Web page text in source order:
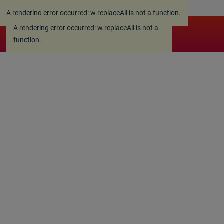
A rendering error occurred:w.replaceAll is not a function.
A rendering error occurred:w.replaceAll is not a
function.